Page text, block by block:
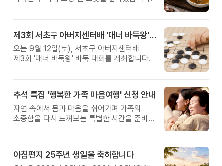
제3회 서초구 아버지센터배 '매너 바둑왕' 대회
오는 9월 12일(토), 서초구 아버지센터배
제3회 '매너 바둑왕' 바둑 대회를 개최합니다.
추석 특집 '행복한 가족 마음여행' 신청 안내
자연 속에서 몸과 마음을 쉬어가며 가족의
소중함을 다시 느껴보는 특별한 시간을 준비해
아침편지 25주년 생일을 축하합니다